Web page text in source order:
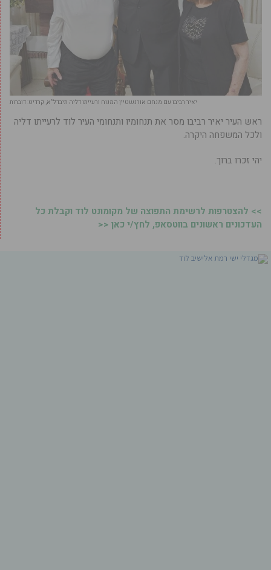
יאיר רביבו עם מנחם אורנשטיין המנוח ורעייתו דליה תיבדל”א, קרדיט: דוברות
ראש העיר יאיר רביבו מסר את תנחומיו ותנחומי העיר לוד לרעייתו דליה
ולכל המשפחה היקרה.
יהי זכרו ברוך.
>> להצטרפות לרשימת התפוצה של מקומונט לוד וקבלת כל
העדכונים ראשונים בווטסאפ, לחץ/י כאן <<